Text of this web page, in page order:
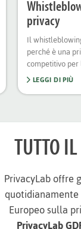
privacy
Il
perché è una
competitivo
LEGGI DI PIÙ
TUTTO
PrivacyLab offre
Europeo sulla